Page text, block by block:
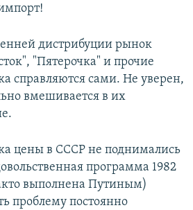
дистрибуции рынок
"Пятерочка" и прочие
справляются сами. Не уверен,
вмешивается в их
цены в СССР не поднимались
программа 1982
выполнена Путиным)
проблему постоянно